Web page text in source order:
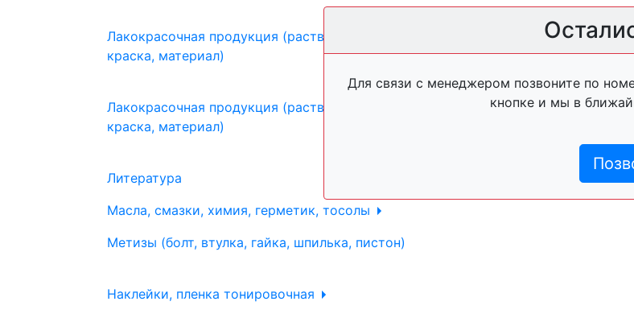
Лакокрасочная продукция (растворитель, анигравий,
краска, материал)
Лакокрасочная продукция (растворитель, антигравий,
краска, материал)
Литература
Масла, смазки, химия, герметик, тосолы
Метизы (болт, втулка, гайка, шпилька, пистон)
Наклейки, пленка тонировочная
Для связи с менеджером позвоните по
кнопке и мы в